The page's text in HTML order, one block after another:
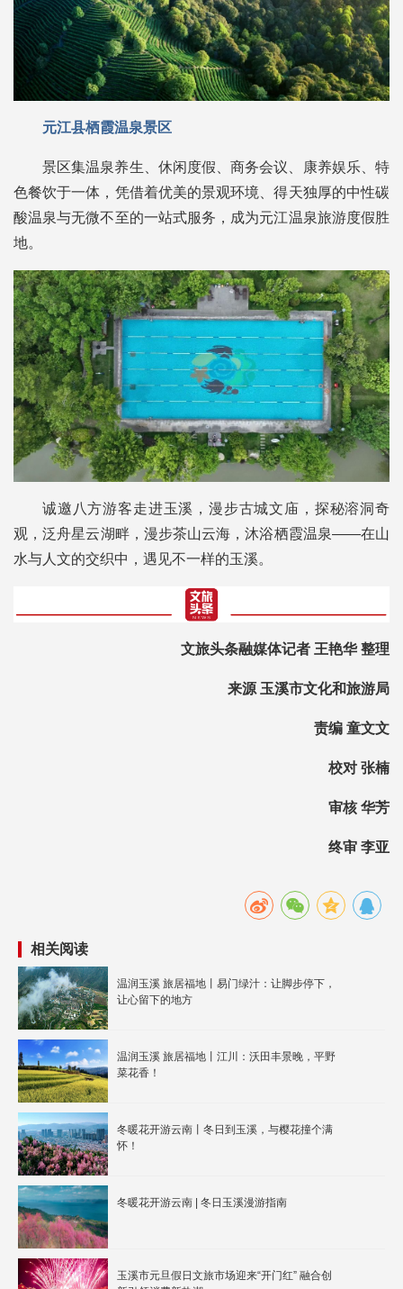
元江县栖霞温泉景区
景区集温泉养生、休闲度假、商务会议、康养娱乐、特
色餐饮于一体，凭借着优美的景观环境、得天独厚的中性碳
酸温泉与无微不至的一站式服务，成为元江温泉旅游度假胜
地。
诚邀八方游客走进玉溪，漫步古城文庙，探秘溶洞奇
观，泛舟星云湖畔，漫步茶山云海，沐浴栖霞温泉——在山
水与人文的交织中，遇见不一样的玉溪。
文旅头条融媒体记者 王艳华 整理
来源 玉溪市文化和旅游局
责编 童文文
校对 张楠
审核 华芳
终审 李亚
相关阅读
温润玉溪 旅居福地丨易门绿汁：让脚步停下，
让心留下的地方
温润玉溪 旅居福地丨江川：沃田丰景晚，平野
菜花香！
冬暖花开游云南丨冬日到玉溪，与樱花撞个满
怀！
冬暖花开游云南 | 冬日玉溪漫游指南
玉溪市元旦假日文旅市场迎来“开门红” 融合创